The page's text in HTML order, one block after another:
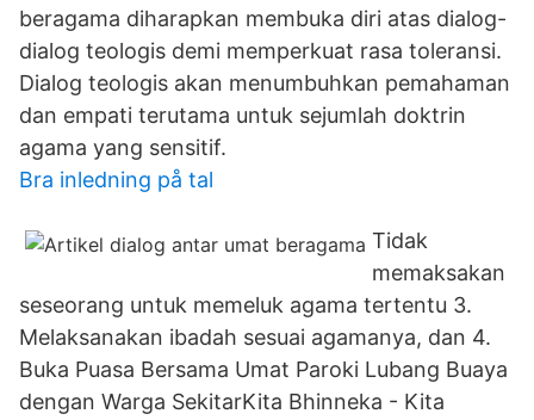
beragama diharapkan membuka diri atas dialog-
dialog teologis demi memperkuat rasa toleransi.
Dialog teologis akan menumbuhkan pemahaman
dan empati terutama untuk sejumlah doktrin
agama yang sensitif.
Bra inledning på tal
Tidak
memaksakan
seseorang untuk memeluk agama tertentu 3.
Melaksanakan ibadah sesuai agamanya, dan 4.
Buka Puasa Bersama Umat Paroki Lubang Buaya
dengan Warga SekitarKita Bhinneka - Kita